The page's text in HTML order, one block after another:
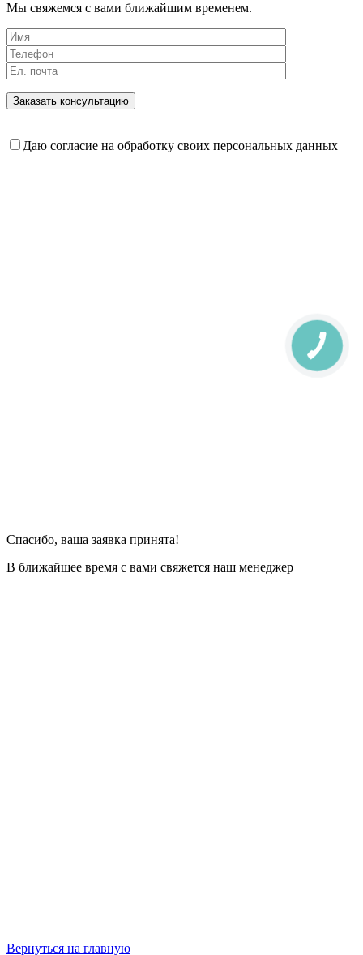
Мы свяжемся с вами ближайшим временем.
Даю согласие на обработку своих персональных данных
Спасибо, ваша заявка принята!
В ближайшее время с вами свяжется наш менеджер
Вернуться на главную